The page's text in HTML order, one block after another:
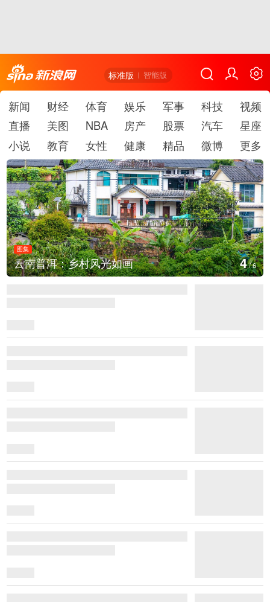
标准版 智能版
新闻 财经 体育 娱乐 军事 科技
视频
直播
美图 NBA 房产 股票 汽车
星座
小说
教育 女性 健康 精品 微博 更多
图集
云南普洱：乡村风光如画 4/6